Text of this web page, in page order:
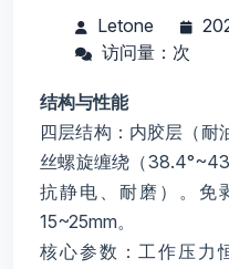
Letone
访问量： 次
结构与性能
四层结构：内胶层（
丝螺旋缠绕（
抗静电、耐磨）。免
15~25mm。
核心参数：工作压力